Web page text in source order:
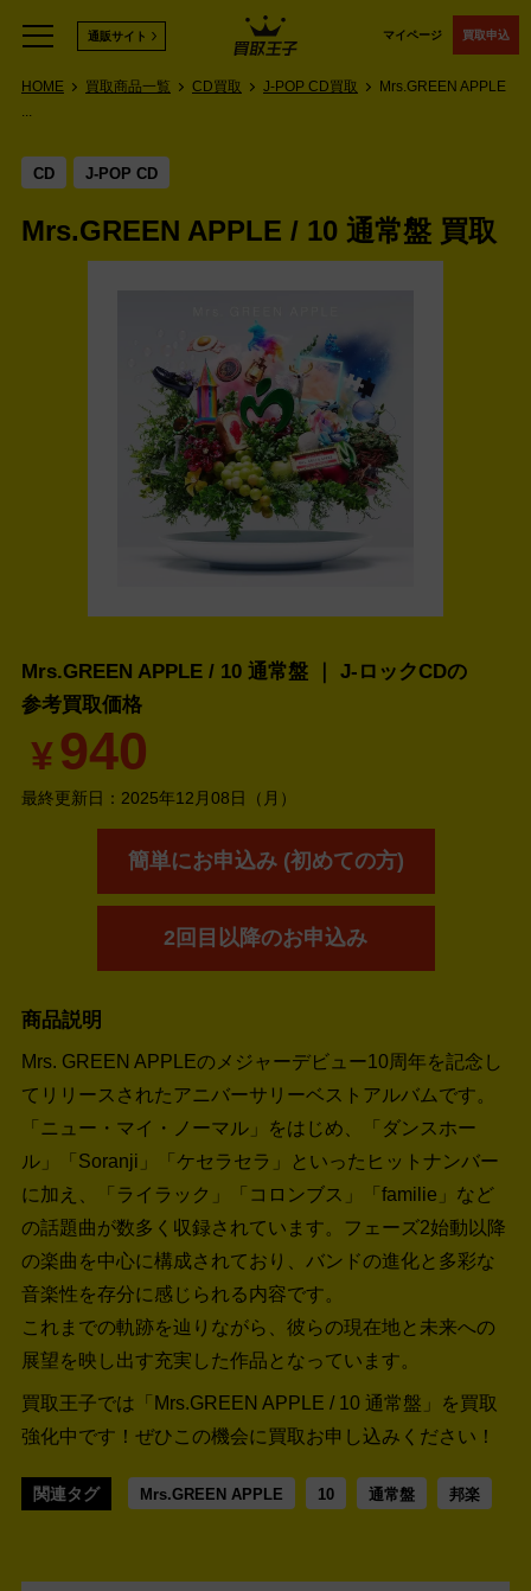
マイページ 買取申込
通販サイト
HOME 買取商品一覧 CD買取 J-POP CD買取
Mrs.GREEN APPLE
...
CD J-POP CD
Mrs.GREEN APPLE / 10 通常盤 買取
Mrs.GREEN APPLE / 10 通常盤 ｜ J-ロックCDの
参考買取価格
¥940
最終更新日： 2025年12月08日（月）
簡単にお申込み (初めての方)
2回目以降のお申込み
商品説明
Mrs. GREEN APPLEのメジャーデビュー10周年を記念し
てリリースされたアニバーサリーベストアルバムです。
「ニュー・マイ・ノーマル」をはじめ、「ダンスホー
ル」「Soranji」「ケセラセラ」といったヒットナンバー
に加え、「ライラック」「コロンブス」「familie」など
の話題曲が数多く収録されています。フェーズ2始動以降
の楽曲を中心に構成されており、バンドの進化と多彩な
音楽性を存分に感じられる内容です。
これまでの軌跡を辿りながら、彼らの現在地と未来への
展望を映し出す充実した作品となっています。
買取王子では「Mrs.GREEN APPLE / 10 通常盤」を買取
強化中です！ ぜひこの機会に買取お申し込みください！
関連タグ Mrs.GREEN APPLE 10 通常盤 邦楽